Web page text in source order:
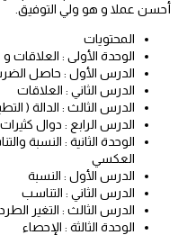
أحسن عملا و هو ولي التوفيق.
المحتويات
الوحدة الأولى : العلاقات و
الدرس الأول : حاصل الضرب
الدرس الثاني : العلاقات
الدرس الثالث : الدالة (
الدرس الرابع : دوال
الوحدة الثانية : النسبة
العكسي
الدرس الأول : النسبة
الدرس الثاني : التناسب
الدرس الثالث : التغير
الوحدة الثالثة : الإحصاء